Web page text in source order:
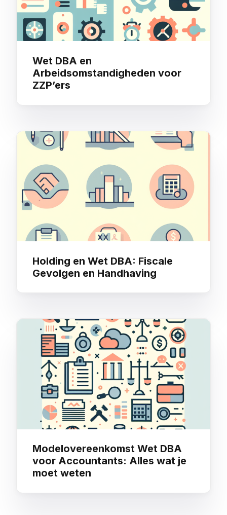
Wet DBA en
Arbeidsomstandigheden voor
ZZP’ers
Holding en Wet DBA: Fiscale
Gevolgen en Handhaving
Modelovereenkomst Wet DBA
voor Accountants: Alles wat je
moet weten